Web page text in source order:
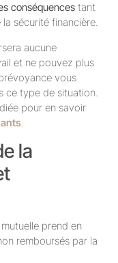
conséquences tant
sécurité financière.
aucune
et ne pouvez plus
vous
ce type de situation.
pour en savoir
la
mutuelle prend en
remboursés par la